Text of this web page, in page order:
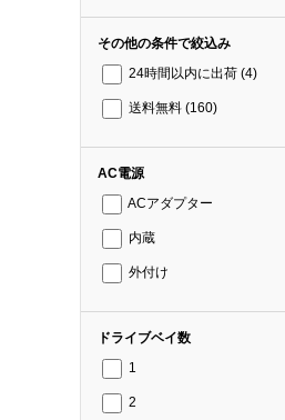
その他の条件で絞込み
24時間以内に出荷 (4)
送料無料 (160)
AC電源
ACアダプター
内蔵
外付け
ドライブベイ数
1
2